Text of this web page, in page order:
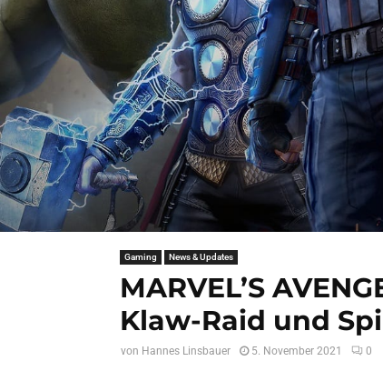
Gaming News & Updates
MARVEL’S
Klaw-Raid und
von Hannes Linsbauer 5. November 2021 0